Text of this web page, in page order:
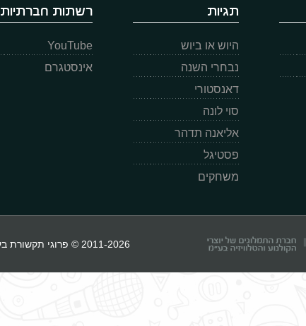
תגיות
היוש או ביוש
נבחרי השנה
דאנסטורי
סוי לונה
אליאנה תדהר
פסטיגל
משחקים
רשתות חברתיות
YouTube
אינסטגרם
2011-2026 © פרוגי תקשורת בע"מ